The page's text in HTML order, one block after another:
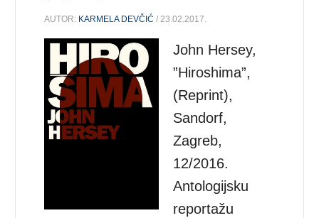
AUTOR: KARMELA DEVČIĆ / 23.02.2017.
John Hersey,
”Hiroshima”,
(Reprint),
Sandorf,
Zagreb,
12/2016.
Antologijsku
reportažu